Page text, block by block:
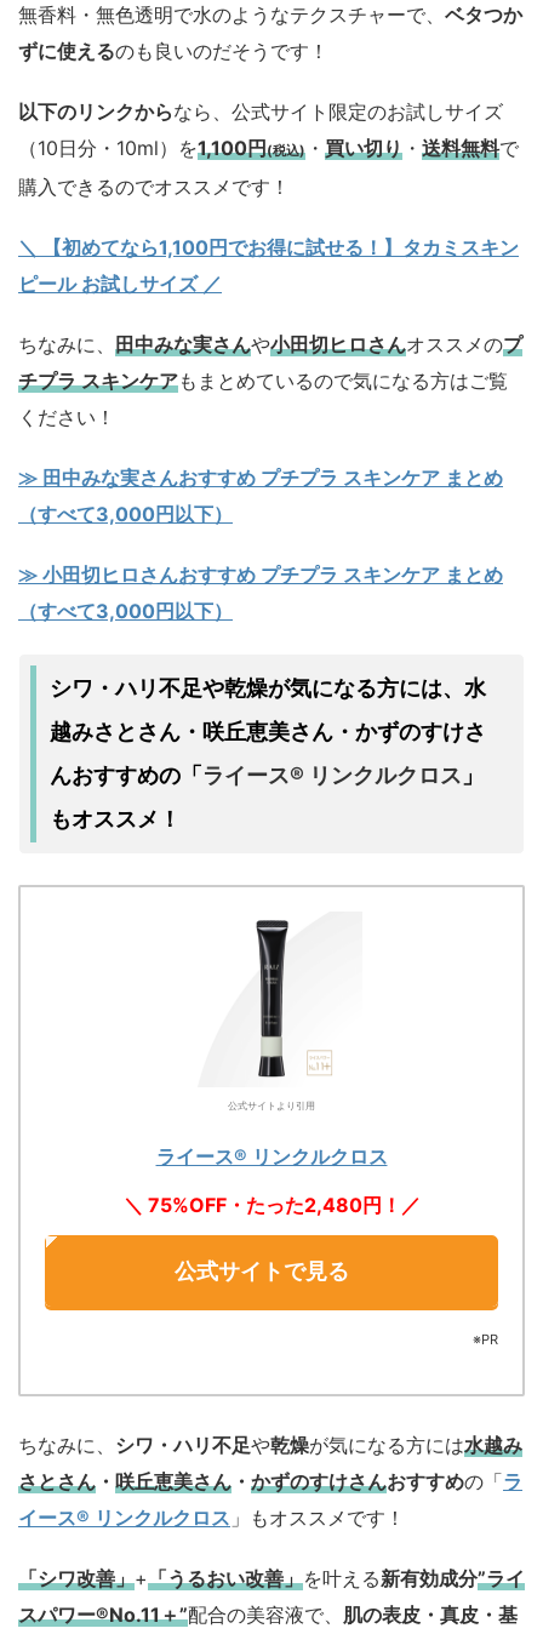
無香料・無色透明で水のようなテクスチャーで、 ベタつか
ずに使えるのも良いのだそうです！
以下のリンクからなら、公式サイト限定のお試しサイズ
（10日分・10ml）を1,100円(税込) ・ 買い切り ・ 送料無料で
購入できるのでオススメです！
＼ 【初めてなら1,100円でお得に試せる！】タカミスキン
ピール お試しサイズ／
ちなみに、 田中みな実さんや小田切ヒロさんオススメのプ
チプラ スキンケアもまとめているので気になる方はご覧
ください！
≫ 田中みな実さんおすすめ プチプラ スキンケア まとめ
（すべて3,000円以下）
≫ 小田切ヒロさんおすすめ プチプラ スキンケア まとめ
（すべて3,000円以下）
シワ・ハリ不足や乾燥が気になる方には、水
越みさとさん・咲丘恵美さん・かずのすけさ
んおすすめの 「 ライース® リンクルクロス 」
もオススメ！
公式サイトより引用
ライース® リンクルクロス
＼ 75%OFF・たった2,480円！／
公式サイトで見る
※PR
ちなみに、 シワ・ハリ不足や乾燥が気になる方には水越み
さとさん ・ 咲丘恵美さん ・ かずのすけさんおすすめの「ラ
イース® リンクルクロス 」もオススメです！
「シワ改善」+「うるおい改善」を叶える新有効成分”ライ
スパワー®No.11＋”配合の美容液で、 肌の表皮・真皮・基